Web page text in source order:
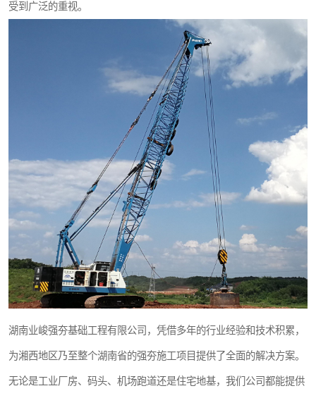
受到广泛的重视。
湖南业峻强夯基础工程有限公司，凭借多年的行业经验和技术积累，
为湘西地区乃至整个湖南省的强夯施工项目提供了全面的解决方案。
无论是工业厂房、码头、机场跑道还是住宅地基，我们公司都能提供